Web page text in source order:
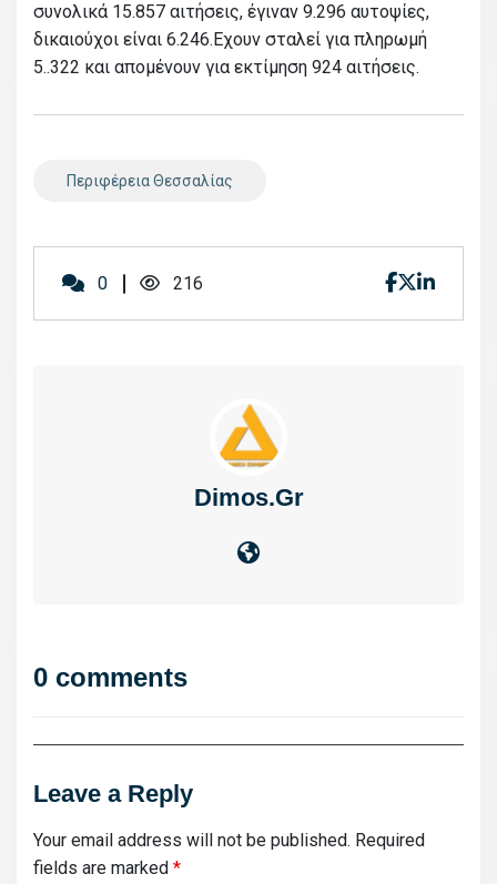
συνολικά 15.857 αιτήσεις, έγιναν 9.296 αυτοψίες,
δικαιούχοι είναι 6.246.Εχουν σταλεί για πληρωμή
5..322 και απομένουν για εκτίμηση 924 αιτήσεις.
Περιφέρεια Θεσσαλίας
0 216
Dimos.gr
0 comments
Leave a Reply
Your email address will not be published. Required
fields are marked *